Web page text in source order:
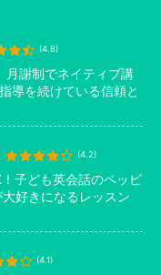
(4.8)
月謝制でネイティブ講
導を続けている信頼と
(4.2)
子ども英会話のペッピ
好きになるレッスン
(4.1)